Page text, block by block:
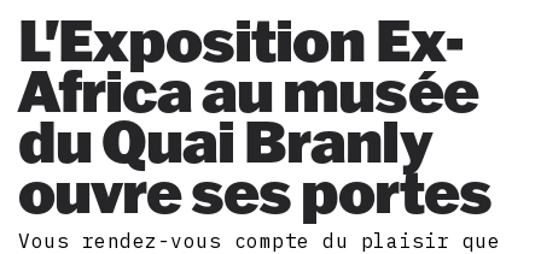
L'Exposition Ex-
Africa au musée
du Quai Branly
ouvre ses portes
Vous rendez-vous compte du plaisir que